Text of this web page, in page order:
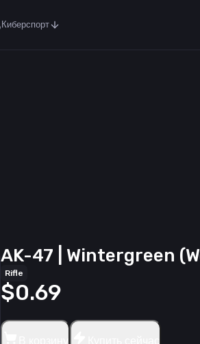
Киберспорт
AK-47 | Wintergreen
Rifle
$0.69